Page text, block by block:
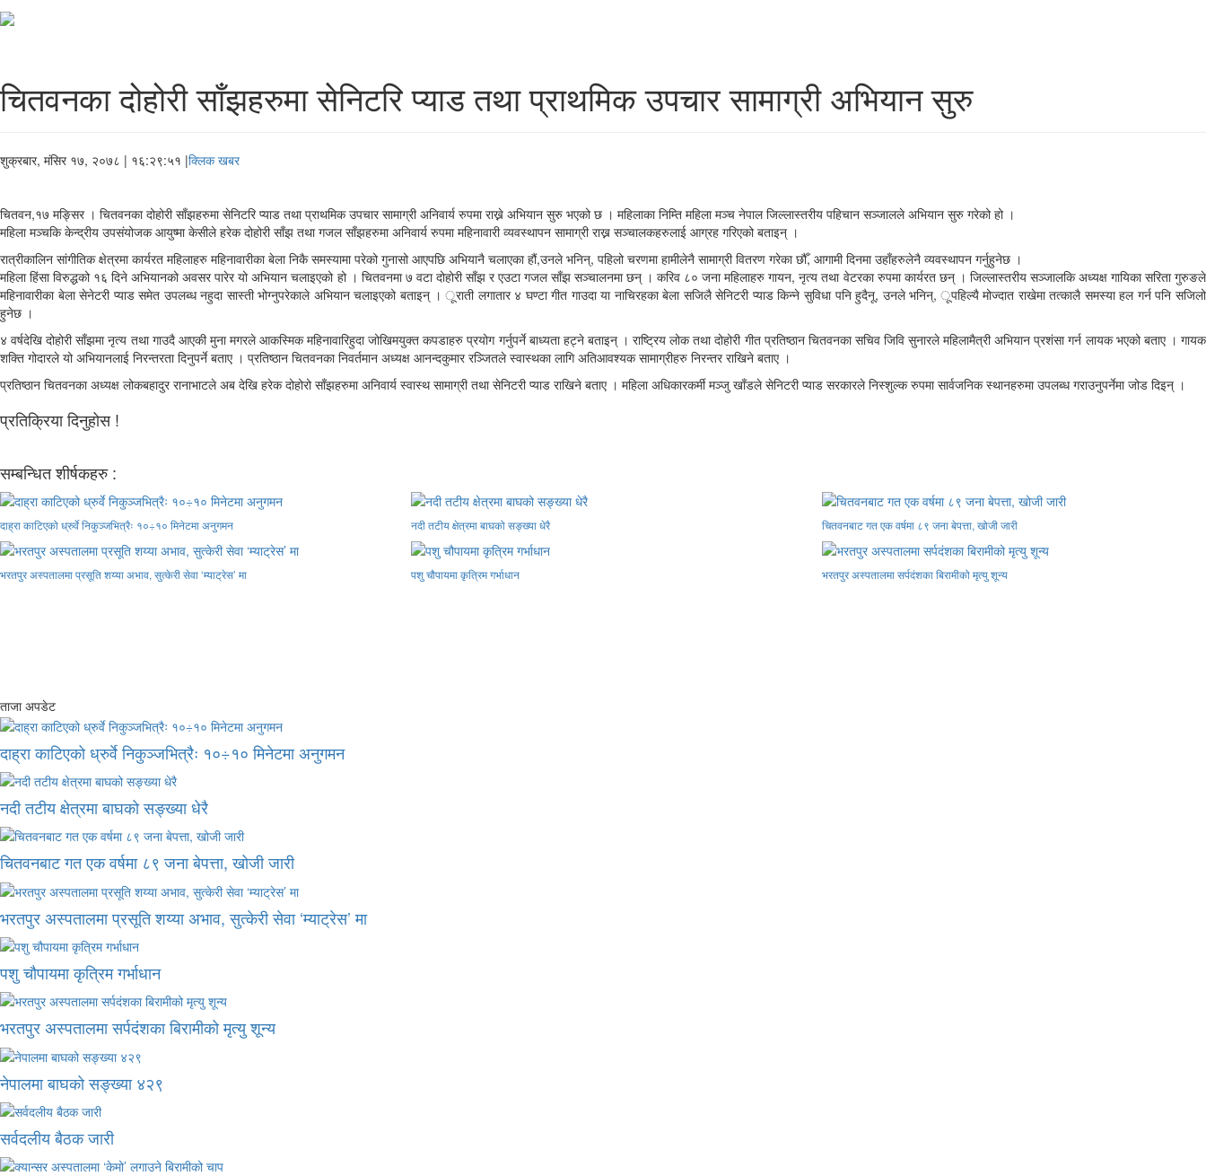
चितवनका दोहोरी साँझहरुमा सेनिटरि प्याड तथा प्राथमिक उपचार सामाग्री अभियान सुरु
शुक्रबार, मंसिर १७, २०७८ | १६:२९:५१ |क्लिक खबर
चितवन,१७ मङ्सिर । चितवनका दोहोरी साँझहरुमा सेनिटरि प्याड तथा प्राथमिक उपचार सामाग्री अनिवार्य रुपमा राख्ने अभियान सुरु भएको छ । महिलाका निम्ति महिला मञ्च नेपाल जिल्लास्तरीय पहिचान सञ्जालले अभियान सुरु गरेको हो ।
महिला मञ्चकि केन्द्रीय उपसंयोजक आयुष्मा केसीले हरेक दोहोरी साँझ तथा गजल साँझहरुमा अनिवार्य रुपमा महिनावारी व्यवस्थापन सामाग्री राख्न सञ्चालकहरुलाई आग्रह गरिएको बताइन् ।
रात्रीकालिन सांगीतिक क्षेत्रमा कार्यरत महिलाहरु महिनावारीका बेला निकै समस्यामा परेको गुनासो आएपछि अभियानै चलाएका हौं,उनले भनिन्, पहिलो चरणमा हामीलेनै सामाग्री वितरण गरेका छौँ, आगामी दिनमा उहाँहरुलेनै व्यवस्थापन गर्नुहुनेछ ।
महिला हिंसा विरुद्धको १६ दिने अभियानको अवसर पारेर यो अभियान चलाइएको हो । चितवनमा ७ वटा दोहोरी साँझ र एउटा गजल साँझ सञ्चालनमा छन् । करिव ८० जना महिलाहरु गायन, नृत्य तथा वेटरका रुपमा कार्यरत छन् । जिल्लास्तरीय सञ्जालकि अध्यक्ष गायिका सरिता गुरुङले
महिनावारीका बेला सेनेटरी प्याड समेत उपलब्ध नहुदा सास्ती भोग्नुपरेकाले अभियान चलाइएको बताइन् । ूराती लगातार ४ घण्टा गीत गाउदा या नाचिरहका बेला सजिलै सेनिटरी प्याड किन्ने सुविधा पनि हुदैनू, उनले भनिन्, ूपहिल्यै मोज्दात राखेमा तत्कालै समस्या हल गर्न पनि सजिलो
हुनेछ ।
४ वर्षदेखि दोहोरी साँझमा नृत्य तथा गाउदै आएकी मुना मगरले आकस्मिक महिनावारिहुदा जोखिमयुक्त कपडाहरु प्रयोग गर्नुपर्ने बाध्यता हट्ने बताइन् । राष्ट्रिय लोक तथा दोहोरी गीत प्रतिष्ठान चितवनका सचिव जिवि सुनारले महिलामैत्री अभियान प्रशंसा गर्न लायक भएको बताए । गायक
शक्ति गोदारले यो अभियानलाई निरन्तरता दिनुपर्ने बताए । प्रतिष्ठान चितवनका निवर्तमान अध्यक्ष आनन्दकुमार रञ्जितले स्वास्थका लागि अतिआवश्यक सामाग्रीहरु निरन्तर राखिने बताए ।
प्रतिष्ठान चितवनका अध्यक्ष लोकबहादुर रानाभाटले अब देखि हरेक दोहोरो साँझहरुमा अनिवार्य स्वास्थ सामाग्री तथा सेनिटरी प्याड राखिने बताए । महिला अधिकारकर्मी मञ्जु खाँडले सेनिटरी प्याड सरकारले निस्शुल्क रुपमा सार्वजनिक स्थानहरुमा उपलब्ध गराउनुपर्नेमा जोड दिइन् ।
प्रतिक्रिया दिनुहोस !
सम्बन्धित शीर्षकहरु :
दाह्रा काटिएको ध्रुर्वे निकुञ्जभित्रैः १०÷१० मिनेटमा अनुगमन नदी तटीय क्षेत्रमा बाघको सङ्ख्या धेरै चितवनबाट गत एक वर्षमा ८९ जना बेपत्ता, खोजी जारी
भरतपुर अस्पतालमा प्रसूति शय्या अभाव, सुत्केरी सेवा ‘म्याट्रेस’ मा पशु चौपायमा कृत्रिम गर्भाधान भरतपुर अस्पतालमा सर्पदंशका बिरामीको मृत्यु शून्य
ताजा अपडेट
दाह्रा काटिएको ध्रुर्वे निकुञ्जभित्रैः १०÷१० मिनेटमा अनुगमन
नदी तटीय क्षेत्रमा बाघको सङ्ख्या धेरै
चितवनबाट गत एक वर्षमा ८९ जना बेपत्ता, खोजी जारी
भरतपुर अस्पतालमा प्रसूति शय्या अभाव, सुत्केरी सेवा ‘म्याट्रेस’ मा
पशु चौपायमा कृत्रिम गर्भाधान
भरतपुर अस्पतालमा सर्पदंशका बिरामीको मृत्यु शून्य
नेपालमा बाघको सङ्ख्या ४२९
सर्वदलीय बैठक जारी